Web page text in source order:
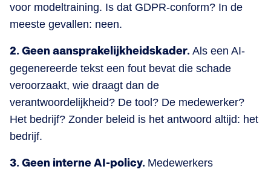
voor modeltraining. Is dat GDPR-conform? In de
meeste gevallen: neen.
2. Geen aansprakelijkheidskader. Als een AI-
gegenereerde tekst een fout bevat die schade
veroorzaakt, wie draagt dan de
verantwoordelijkheid? De tool? De medewerker?
Het bedrijf? Zonder beleid is het antwoord altijd: het
bedrijf.
3. Geen interne AI-policy. Medewerkers